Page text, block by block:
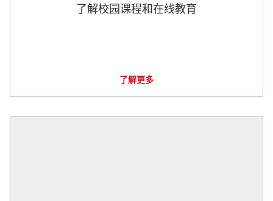
了解校园课程和在线教育
了解更多